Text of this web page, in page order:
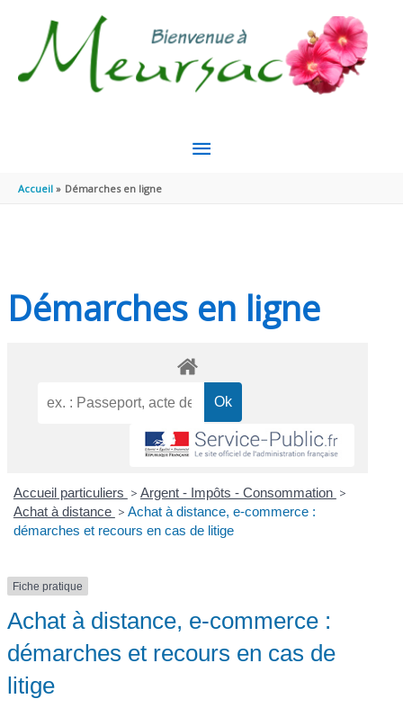
MENU
Accueil Démarches en ligne
Démarches en ligne
Accueil particuliers > Argent - Impôts - Consommation >
Achat à distance > Achat à distance, e-commerce :
démarches et recours en cas de litige
Fiche pratique
Achat à distance, e-commerce :
démarches et recours en cas de
litige